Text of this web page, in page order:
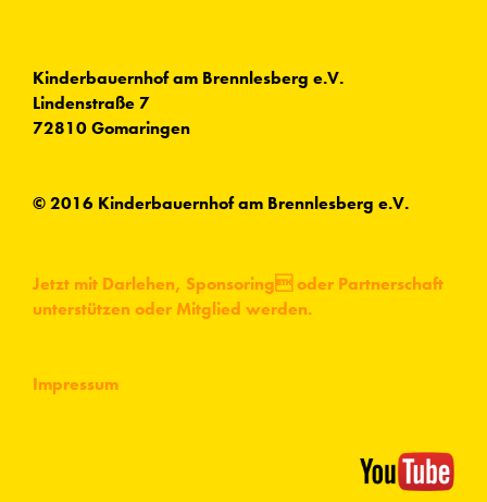
Kinderbauernhof am Brennlesberg e.V.
Lindenstraße 7
72810 Gomaringen
© 2016 Kinderbauernhof am Brennlesberg e.V.
Jetzt mit Darlehen, Sponsoring oder Partnerschaft
unterstützen oder Mitglied werden.
Impressum